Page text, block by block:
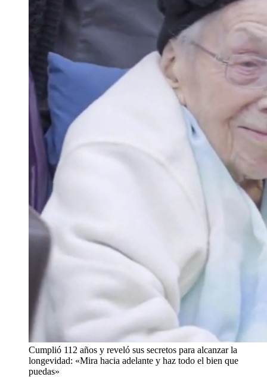
Cumplió 112 años y reveló sus secretos para alcanzar la
longevidad: «Mira hacia adelante y haz todo el bien que
puedas»